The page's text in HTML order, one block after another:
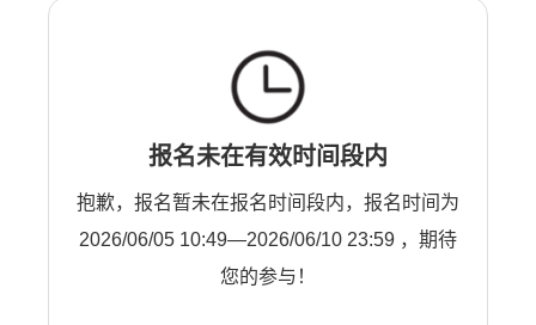
报名未在有效时间段内
抱歉，报名暂未在报名时间段内，报名时间为
2026/06/05 10:49—2026/06/10 23:59 ，期待
您的参与！